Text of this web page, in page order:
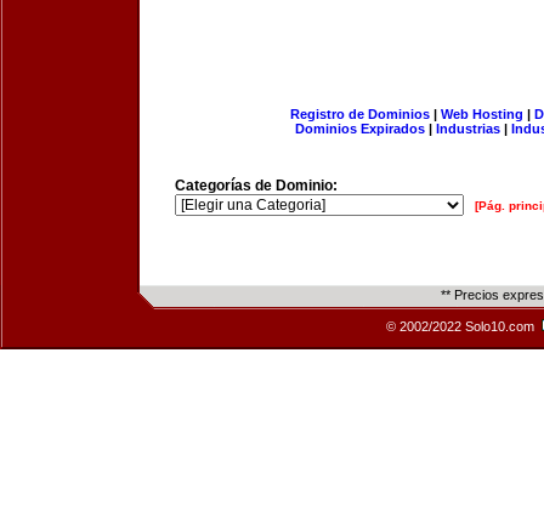
Registro de Dominios| Web Hosting |
Dominios Expirados | Industrias |
Categorías de Dominio:
[Pág.
** Precios
© 2002/2022 Solo10.com